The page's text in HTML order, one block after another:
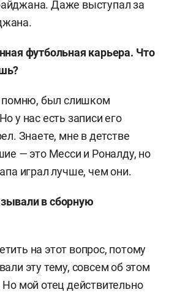
Даже выступал за
футбольная карьера. Что
помню, был слишком
у нас есть записи его
Знаете, мне в детстве
— это Месси и Роналду, но
играл лучше, чем они.
в сборную
на этот вопрос, потому
эту тему, совсем об этом
Но мой отец действительно